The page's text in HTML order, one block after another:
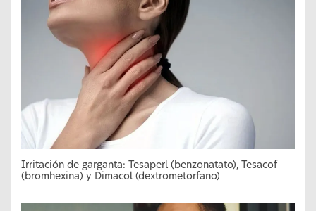
Irritación de garganta: Tesaperl (benzonatato), Tesacof
(bromhexina) y Dimacol (dextrometorfano)